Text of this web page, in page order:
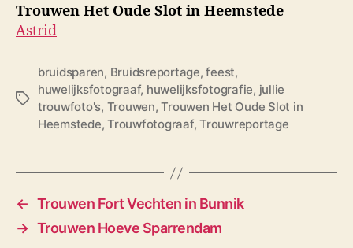
Trouwen Het Oude Slot in Heemstede
Astrid
T
bruidsparen, Bruidsreportage,feest,
huwelijksfotograaf, huwelijksfotografie, jullie
trouwfoto's, Trouwen,Trouwen Het Oude Slot in
Heemstede,Trouwfotograaf,Trouwreportage
← Trouwen Fort Vechten in Bunnik
→ Trouwen Hoeve Sparrendam